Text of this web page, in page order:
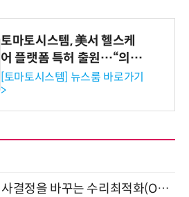
토마토시스템, 美서 헬스케
어 플랫폼 특허 출원…“의료
기관·보험사 공략”
[토마토시스템] 뉴스룸 바로가기
>
[올쇼TV] AI 시대의 의사결정을 바꾸는 수리최적화(Optimization) 소개 (8/20 생방송)